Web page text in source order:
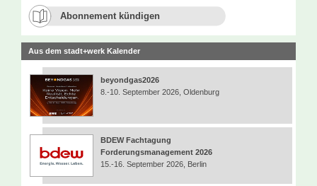
Abonnement kündigen
Aus dem stadt+werk Kalender
beyondgas2026
8.-10. September 2026, Oldenburg
BDEW Fachtagung
Forderungsmanagement 2026
15.-16. September 2026, Berlin